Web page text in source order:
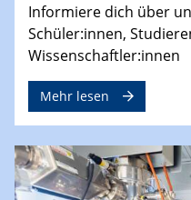
Informiere dich über
Schüler:innen,
Wissenschaftler:innen
Mehr lesen